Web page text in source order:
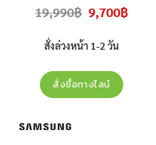
19,990฿ Original
price
19,990฿.
9,700฿Current
price
สั่งล่วงหน้า 1-2 วัน
สั่งซื้อทางไลน์